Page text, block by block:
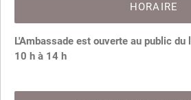
HORAIRE
L'Ambassade est ouverte au public du
10 h à 14 h